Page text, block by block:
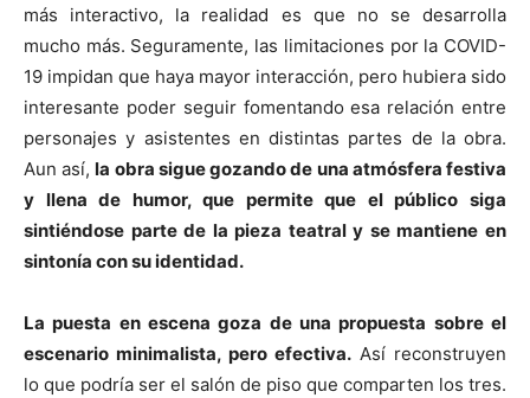
más interactivo, la realidad es que no se desarrolla
mucho más. Seguramente, las limitaciones por la COVID-
19 impidan que haya mayor interacción, pero hubiera sido
interesante poder seguir fomentando esa relación entre
personajes y asistentes en distintas partes de la obra.
Aun así,la obra sigue gozando de una atmósfera festiva
y llena de humor, que permite que el público siga
sintiéndose parte de la pieza teatral y se mantiene en
sintonía con su identidad.
La puesta en escena goza de una propuesta sobre el
escenario minimalista, pero efectiva. Así reconstruyen
lo que podría ser el salón de piso que comparten los tres.